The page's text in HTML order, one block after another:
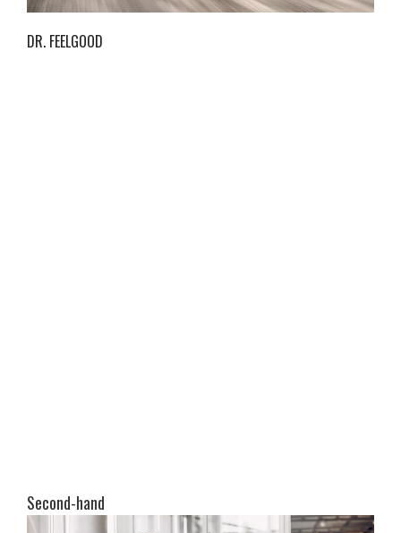
DR. FEELGOOD
Second-hand